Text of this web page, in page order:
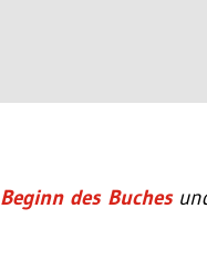
Beginn des Buches